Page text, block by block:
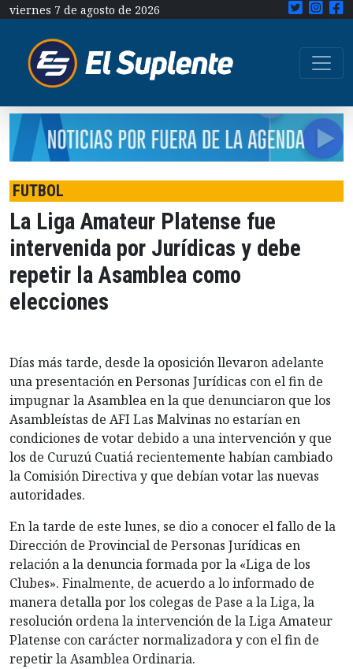
viernes 7 de agosto de 2026
FUTBOL
La Liga Amateur Platense fue
intervenida por Jurídicas y debe
repetir la Asamblea como
elecciones
Días más tarde, desde la oposición llevaron adelante
una presentación en Personas Jurídicas con el fin de
impugnar la Asamblea en la que denunciaron que los
Asambleístas de AFI Las Malvinas no estarían en
condiciones de votar debido a una intervención y que
los de Curuzú Cuatiá recientemente habían cambiado
la Comisión Directiva y que debían votar las nuevas
autoridades.
En la tarde de este lunes, se dio a conocer el fallo de la
Dirección de Provincial de Personas Jurídicas en
relación a la denuncia formada por la «Liga de los
Clubes». Finalmente, de acuerdo a lo informado de
manera detalla por los colegas de Pase a la Liga, la
resolución ordena la intervención de la Liga Amateur
Platense con carácter normalizadora y con el fin de
repetir la Asamblea Ordinaria.